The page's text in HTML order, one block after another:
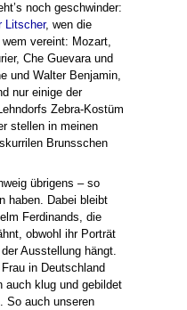
noch geschwinder:
Litscher, wen die
vereint: Mozart,
Che Guevara und
und Walter Benjamin,
nur einige der
Zebra-Kostüm
stellen in meinen
Brunsschen
übrigens – so
haben. Dabei bleibt
Ferdinands, die
obwohl ihr Porträt
Ausstellung hängt.
in Deutschland
auch klug und gebildet
So auch unseren